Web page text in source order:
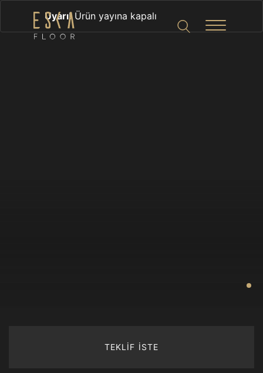
Uyarı!Ürün yayına kapalı
TEKLİF İSTE